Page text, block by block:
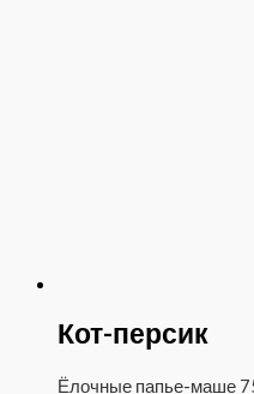
Кот-персик
Ёлочные папье-маше